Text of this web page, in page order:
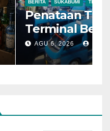
SUKABUMI
Kota
Miras
Lokasi dalam
RAGAM BAHASA